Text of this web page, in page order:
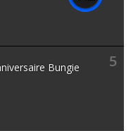
5
Bungie